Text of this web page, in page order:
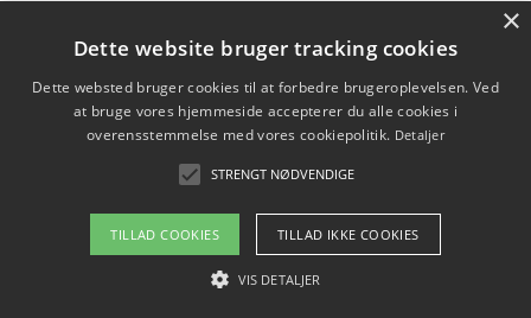
Hvordan gadgets til hjemmet kan reducere CO2-udslip
Copyright 2026 - Pilanto Aps
Om / kontakt
Blog Betingelser
×
Dette website bruger tracking cookies
Dette websted bruger cookies til at forbedre brugeroplevelsen. Ved
at bruge vores hjemmeside accepterer du alle cookies i
overensstemmelse med vores cookiepolitik. Detaljer
STRENGT NØDVENDIGE
TILLAD COOKIES TILLAD IKKE COOKIES
VIS DETALJER